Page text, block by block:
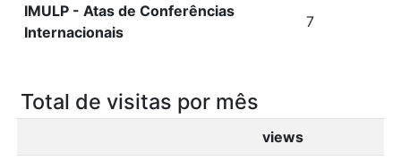
IMULP - Atas de Conferências
Internacionais
7
Total de visitas por mês
views